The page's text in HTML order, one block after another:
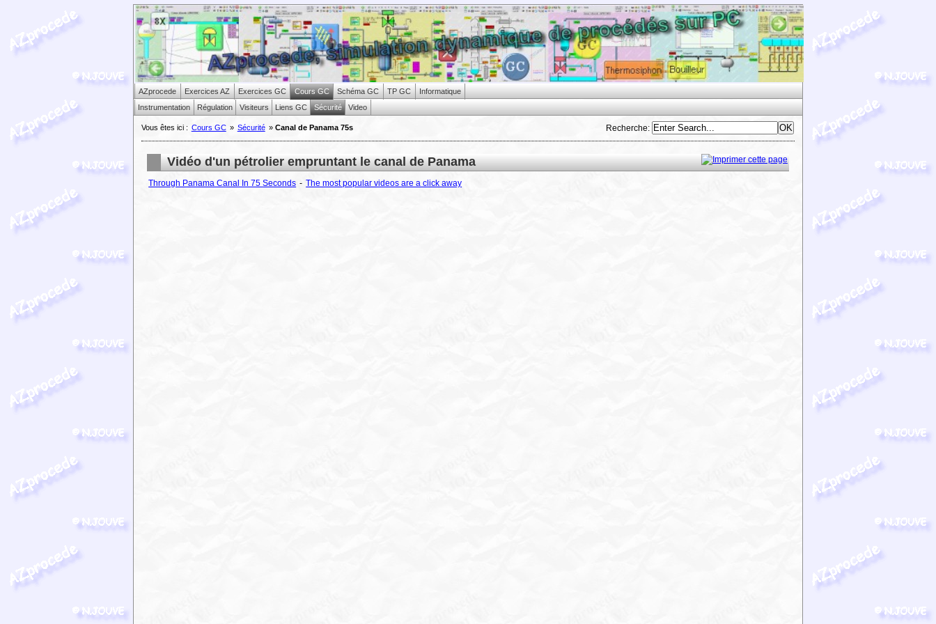
AZprocede Exercices AZ Exercices GC Cours GC Schéma GC TP GC
Informatique
Instrumentation
Régulation Visiteurs Liens GC Sécurité Video
Recherche:
Vous êtes ici : Cours GC » Sécurité » Canal de Panama 75s
Vidéo d'un pétrolier empruntant le canal de Panama
Through Panama Canal In 75 Seconds - The most popular videos are a click away